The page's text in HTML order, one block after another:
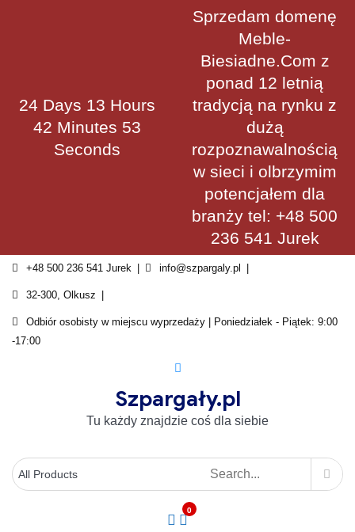
24 Days 13 Hours
42 Minutes 53
Seconds
Sprzedam domenę
Meble-
Biesiadne.Com z
ponad 12 letnią
tradycją na rynku z
dużą
rozpoznawalnością
w sieci i olbrzymim
potencjałem dla
branży tel: +48 500
236 541 Jurek
+48 500 236 541 Jurek info@szpargaly.pl
32-300, Olkusz
Odbiór osobisty w miejscu wyprzedaży | Poniedziałek - Piątek: 9:00
-17:00
Szpargały.pl
Tu każdy znajdzie coś dla siebie
0